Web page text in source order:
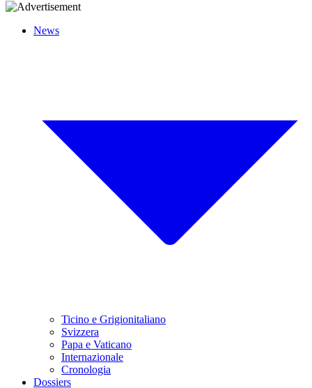
News
Ticino e Grigionitaliano
Svizzera
Papa e Vaticano
Internazionale
Cronologia
Dossiers